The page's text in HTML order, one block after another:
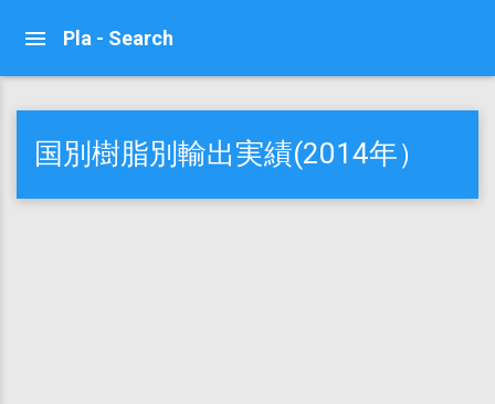
Pla - Search
国別樹脂別輸出実績(2014年）